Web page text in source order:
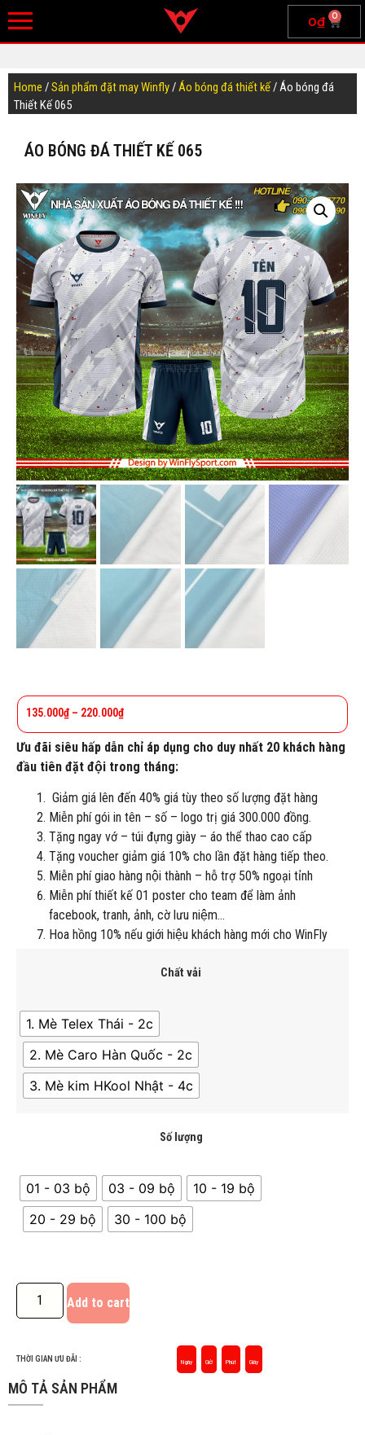
0₫ 0
Home /Sản phẩm đặt may Winfly/Áo bóng đá thiết kế/ Áo bóng đá
Thiết Kế 065
ÁO BÓNG ĐÁ THIẾT KẾ 065
135.000₫ – 220.000₫
Ưu đãi siêu hấp dẫn chỉ áp dụng cho duy nhất 20 khách hàng
đầu tiên đặt đội trong tháng:
Giảm giá lên đến 40% giá tùy theo số lượng đặt hàng
Miễn phí gói in tên – số – logo trị giá 300.000 đồng.
Tặng ngay vớ – túi đựng giày – áo thể thao cao cấp
Tặng voucher giảm giá 10% cho lần đặt hàng tiếp theo.
Miễn phí giao hàng nội thành – hỗ trợ 50% ngoại tỉnh
Miễn phí thiết kế 01 poster cho team để làm ảnh
facebook, tranh, ảnh, cờ lưu niệm…
Hoa hồng 10% nếu giới hiệu khách hàng mới cho WinFly
Chất vải
1. Mè Telex Thái - 2c
2. Mè Caro Hàn Quốc - 2c
3. Mè kim HKool Nhật - 4c
Số lượng
01 - 03 bộ 03 - 09 bộ
10 - 19 bộ
20 - 29 bộ
30 - 100 bộ
Add to cart
THỜI GIAN ƯU ĐÃI : Ngày Giờ Phút Giây
MÔ TẢ SẢN PHẨM